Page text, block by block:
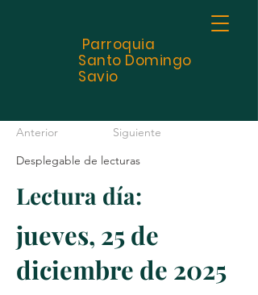
Parroquia
Santo Domingo
Savio
Anterior
Siguiente
Desplegable de lecturas
Lectura día:
jueves, 25 de
diciembre de 2025